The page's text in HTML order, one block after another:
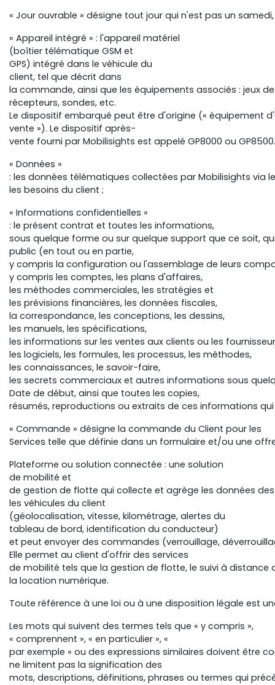
« Jour ouvrable » désigne tout jour qui n'est pas un
« Appareil intégré » : l'appareil matériel
(boîtier télématique GSM et
GPS) intégré dans le véhicule du
client, tel que décrit dans
la commande, ainsi que les équipements associés : jeux
récepteurs, sondes, etc.
Le dispositif embarqué peut être d'origine (« équipement
vente »). Le dispositif après-
vente fourni par Mobilisights est appelé GP8000 ou
« Données »
: les données télématiques collectées par Mobilisights
les besoins du client ;
« Informations confidentielles »
: le présent contrat et toutes les informations,
sous quelque forme ou sur quelque support que ce soit,
public (en tout ou en partie,
y compris la configuration ou l'assemblage de leurs
y compris les comptes, les plans d'affaires,
les méthodes commerciales, les stratégies et
les prévisions financières, les données fiscales,
la correspondance, les conceptions, les dessins,
les manuels, les spécifications,
les informations sur les ventes aux clients ou les
les logiciels, les formules, les processus, les méthodes,
les connaissances, le savoir-faire,
les secrets commerciaux et autres informations sous
Date de début, ainsi que toutes les copies,
résumés, reproductions ou extraits de ces informations
« Commande » désigne la commande du Client pour les
Services telle que définie dans un formulaire et/ou une
Plateforme ou solution connectée : une solution
de mobilité et
de gestion de flotte qui collecte et agrège les données
les véhicules du client
(géolocalisation, vitesse, kilométrage, alertes du
tableau de bord, identification du conducteur)
et peut envoyer des commandes (verrouillage,
Elle permet au client d'offrir des services
de mobilité tels que la gestion de flotte, le suivi à
la location numérique.
Toute référence à une loi ou à une disposition légale est
Les mots qui suivent des termes tels que « y compris »,
« comprennent », « en particulier », «
par exemple » ou des expressions similaires doivent être
ne limitent pas la signification des
mots, descriptions, définitions, phrases ou termes qui